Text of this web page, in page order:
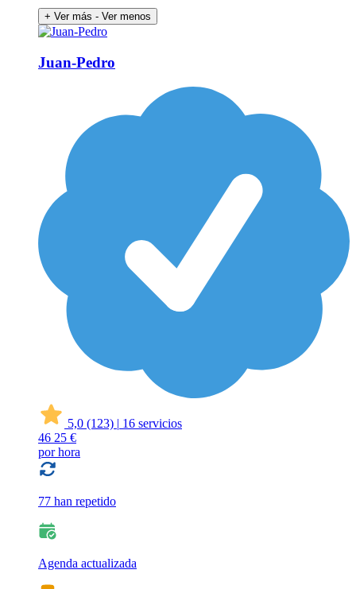
+ Ver más - Ver menos
Juan-Pedro
5,0 (123) | 16 servicios
46 25 €
por hora
77 han repetido
Agenda actualizada